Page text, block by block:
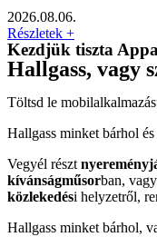
2026.08.06.
Részletek +
Kezdjük tiszta
Hallgass, vagy
Töltsd le
Hallgass minket bárhol
Vegyél részt
kívánságműsorban,
közlekedési helyzetről,
Hallgass minket bárhol,